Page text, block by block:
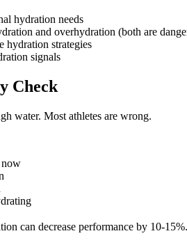
hydration needs
and overhydration (both are
hydration strategies
signals
Check
water. Most athletes are wrong.
can decrease performance by 10-